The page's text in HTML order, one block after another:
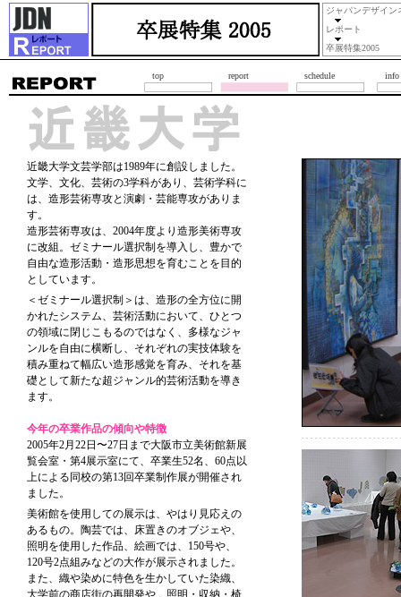
ジャパンデザイン
レポート
卒展特集2005
top report schedule info
近畿大学文芸学部は1989年に創設しました。
文学、文化、芸術の3学科があり、芸術学科に
は、造形芸術専攻と演劇・芸能専攻がありま
す。
造形芸術専攻は、2004年度より造形美術専攻
に改組。ゼミナール選択制を導入し、豊かで
自由な造形活動・造形思想を育むことを目的
としています。
＜ゼミナール選択制＞は、造形の全方位に開
かれたシステム、芸術活動において、ひとつ
の領域に閉じこもるのではなく、多様なジャ
ンルを自由に横断し、それぞれの実技体験を
積み重ねて幅広い造形感覚を育み、それを基
礎として新たな超ジャンル的芸術活動を導き
ます。
今年の卒業作品の傾向や特徴
2005年2月22日〜27日まで大阪市立美術館新展
覧会室・第4展示室にて、卒業生52名、60点以
上による同校の第13回卒業制作展が開催され
ました。
美術館を使用しての展示は、やはり見応えの
あるもの。陶芸では、床置きのオブジェや、
照明を使用した作品、絵画では、150号や、
120号2点組みなどの大作が展示されました。
また、織や染めに特色を生かしていた染織、
大学前の商店街の再開発や、照明・収納・椅